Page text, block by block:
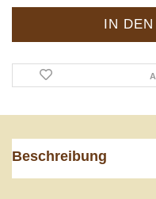
Beschreibung